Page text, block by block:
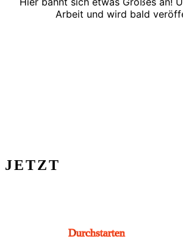
Arbeit und wird bald
JETZT
Durchstarten